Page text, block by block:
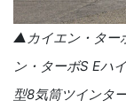
▲カイエン・ター
ン・ターボS Eハ
型8気筒ツインタ